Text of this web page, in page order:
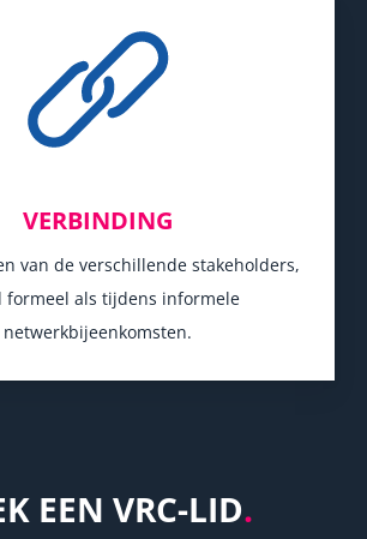
VERBINDING
van de verschillende stakeholders,
formeel als tijdens informele
netwerkbijeenkomsten.
EEN VRC-LID.